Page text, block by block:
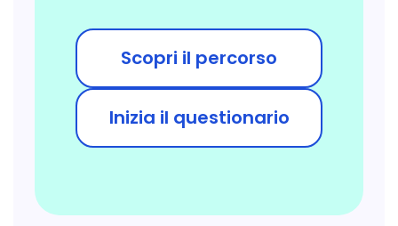
Scopri il percorso
Inizia il questionario